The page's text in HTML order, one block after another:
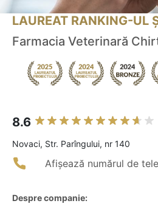
LAUREAT RANKING-UL
Farmacia Veterinară
8.6
Novaci, Str. Parîngului, nr 140
Afișează numărul de
Despre companie: